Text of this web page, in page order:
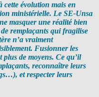
cette évolution mais en
ministérielle. Le SE-Unsa
masquer une réalité bien
remplaçants qui fragilise
n’a vraiment
Fusionner les
plus de moyens. Ce qu’il
reconnaître leurs
et respecter leurs